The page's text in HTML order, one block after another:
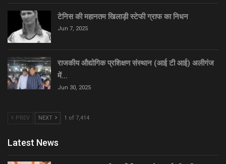
टेनिस की महानतम खिलाड़ी स्टेफी ग्राफ का निधन
Jun 7, 2025
राजकीय औद्योगिक प्रशिक्षण संस्थान (आई टी आई) अलीगंज
में…
Jun 30, 2025
PREV NEXT 1 of 7,414
Latest News